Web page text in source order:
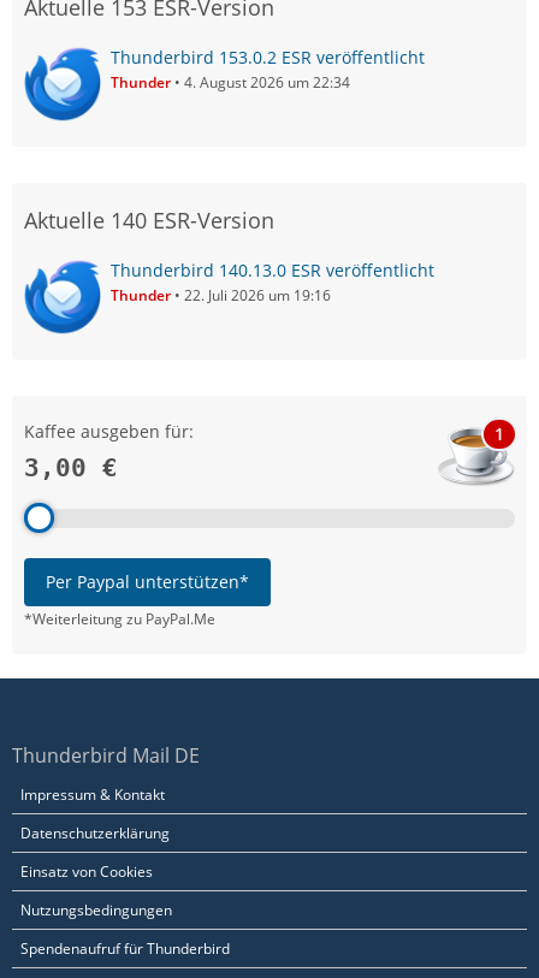
Aktuelle 153 ESR-Version
Thunderbird 153.0.2 ESR veröffentlicht
Thunder 4. August 2026 um 22:34
Aktuelle 140 ESR-Version
Thunderbird 140.13.0 ESR veröffentlicht
Thunder 22. Juli 2026 um 19:16
Kaffee ausgeben für:
3,00 €
1
Per Paypal unterstützen*
*Weiterleitung zu PayPal.Me
Thunderbird Mail DE
Impressum & Kontakt
Datenschutzerklärung
Einsatz von Cookies
Nutzungsbedingungen
Spendenaufruf für Thunderbird